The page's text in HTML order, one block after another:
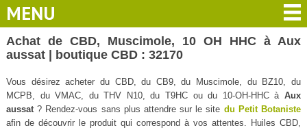
MENU
Achat de CBD, Muscimole, 10 OH HHC à Aux
aussat | boutique CBD : 32170
Vous désirez acheter du CBD, du CB9, du Muscimole, du BZ10, du
MCPB, du VMAC, du THV N10, du T9HC ou du 10-OH-HHC àAux
aussat? Rendez-vous sans plus attendre sur le site du Petit Botaniste
afin de découvrir le produit qui correspond à vos attentes. Huiles CBD,